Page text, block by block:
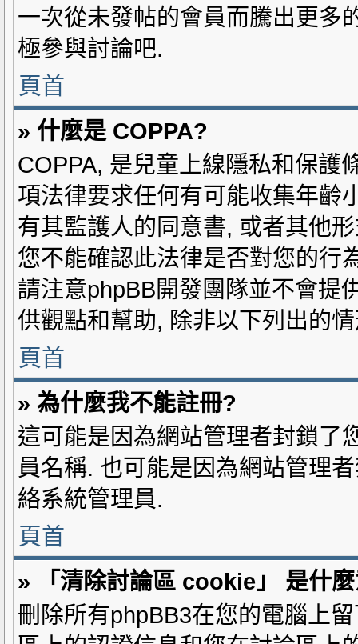
一次從未發帖的會員而騰出更多
極參與討論吧.
頁首
» 什麼是 COPPA?
COPPA, 是兒童上線隱私和保護
項法律要求任何有可能收集年齡
有其監護人的同意書, 或者其他
您不能確認此法律是否對您的行
請注意phpBB開發團隊並不會提
供觀點和幫助, 除非以下列出的
頁首
» 為什麼我不能註冊?
這可能是因為網站管理者封鎖了
員名稱. 也可能是因為網站管理
絡系統管理員.
頁首
» 「清除討論區 cookie」 是什
刪除所有phpBB3在您的電腦上